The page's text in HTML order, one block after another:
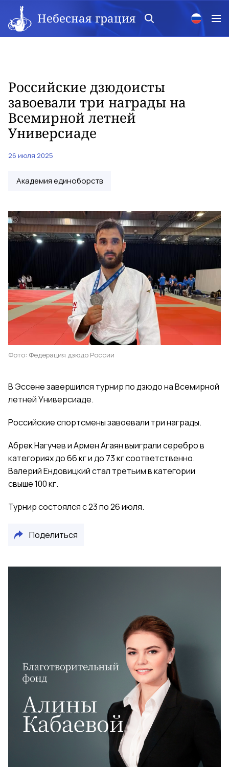
Небесная грация
Российские дзюдоисты
завоевали три награды на
Всемирной летней
Универсиаде
26 июля 2025
Академия единоборств
Фото: Федерация дзюдо России
В Эссене завершился турнир по дзюдо на Всемирной
летней Универсиаде.
Российские спортсмены завоевали три награды.
Абрек Нагучев и Армен Агаян выиграли серебро в
категориях до 66 кг и до 73 кг соответственно.
Валерий Ендовицкий стал третьим в категории
свыше 100 кг.
Турнир состоялся с 23 по 26 июля.
Поделиться